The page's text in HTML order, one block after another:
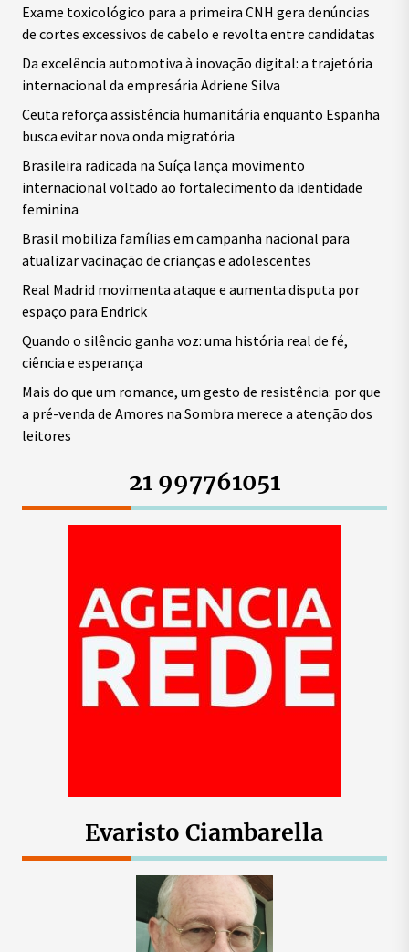
Exame toxicológico para a primeira CNH gera denúncias
de cortes excessivos de cabelo e revolta entre candidatas
Da excelência automotiva à inovação digital: a trajetória
internacional da empresária Adriene Silva
Ceuta reforça assistência humanitária enquanto Espanha
busca evitar nova onda migratória
Brasileira radicada na Suíça lança movimento
internacional voltado ao fortalecimento da identidade
feminina
Brasil mobiliza famílias em campanha nacional para
atualizar vacinação de crianças e adolescentes
Real Madrid movimenta ataque e aumenta disputa por
espaço para Endrick
Quando o silêncio ganha voz: uma história real de fé,
ciência e esperança
Mais do que um romance, um gesto de resistência: por que
a pré-venda de Amores na Sombra merece a atenção dos
leitores
21 997761051
Evaristo Ciambarella